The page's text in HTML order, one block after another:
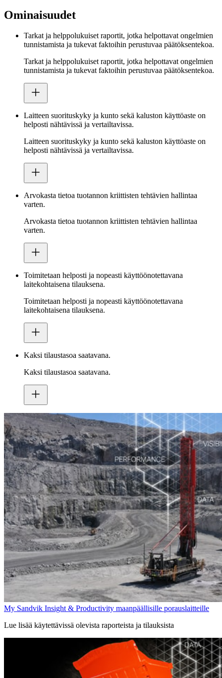
Ominaisuudet
Tarkat ja helppolukuiset raportit, jotka helpottavat ongelmien
tunnistamista ja tukevat faktoihin perustuvaa päätöksentekoa.
Tarkat ja helppolukuiset raportit, jotka helpottavat ongelmien
tunnistamista ja tukevat faktoihin perustuvaa päätöksentekoa.
Laitteen suorituskyky ja kunto sekä kaluston käyttöaste on
helposti nähtävissä ja vertailtavissa.
Laitteen suorituskyky ja kunto sekä kaluston käyttöaste on
helposti nähtävissä ja vertailtavissa.
Arvokasta tietoa tuotannon kriittisten tehtävien hallintaa
varten.
Arvokasta tietoa tuotannon kriittisten tehtävien hallintaa
varten.
Toimitetaan helposti ja nopeasti käyttöönotettavana
laitekohtaisena tilauksena.
Toimitetaan helposti ja nopeasti käyttöönotettavana
laitekohtaisena tilauksena.
Kaksi tilaustasoa saatavana.
Kaksi tilaustasoa saatavana.
My Sandvik Insight & Productivity maanpäällisille porauslaitteille
Lue lisää käytettävissä olevista raporteista ja tilauksista